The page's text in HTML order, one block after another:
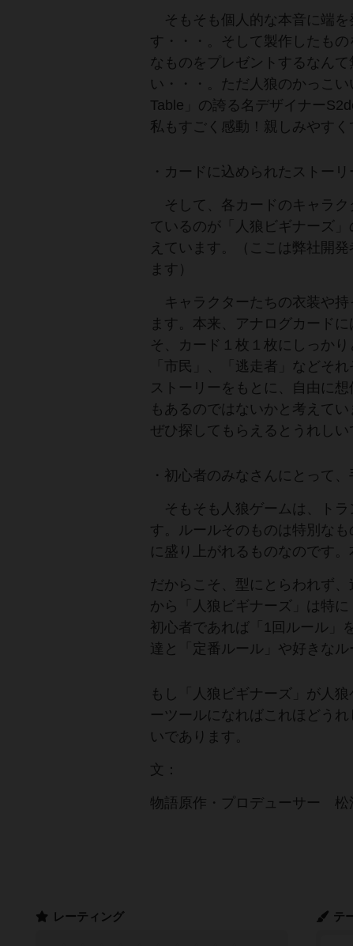
そもそも個人的な本音に端を
す・・・。そして製作したも
なものをプレゼントするなん
い・・・。ただ人狼のかっこ
Table」の誇る名デザイナー
私もすごく感動！親しみやす
・カードに込められたストーリ
そして、各カードのキャラク
ているのが「人狼ビギナーズ
えています。（ここは弊社開
ます）
キャラクターたちの衣装や持
ます。本来、アナログカード
そ、カード１枚１枚にしっか
「市民」、「逃走者」などそ
ストーリーをもとに、自由に
もあるのではないかと考えて
ぜひ探してもらえるとうれしい
・初心者のみなさんにとって
そもそも人狼ゲームは、トラ
す。ルールそのものは特別な
に盛り上がれるものなのです
だからこそ、型にとらわれず
から「人狼ビギナーズ」は特
初心者であれば「1回ルール」
達と「定番ルール」や好きな
もし「人狼ビギナーズ」が人
ーツールになればこれほどう
いであります。
文：
物語原作・プロデューサー 松
テ
レーティング